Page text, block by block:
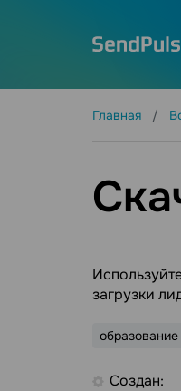
Главная
загрузки
образование
Создан: